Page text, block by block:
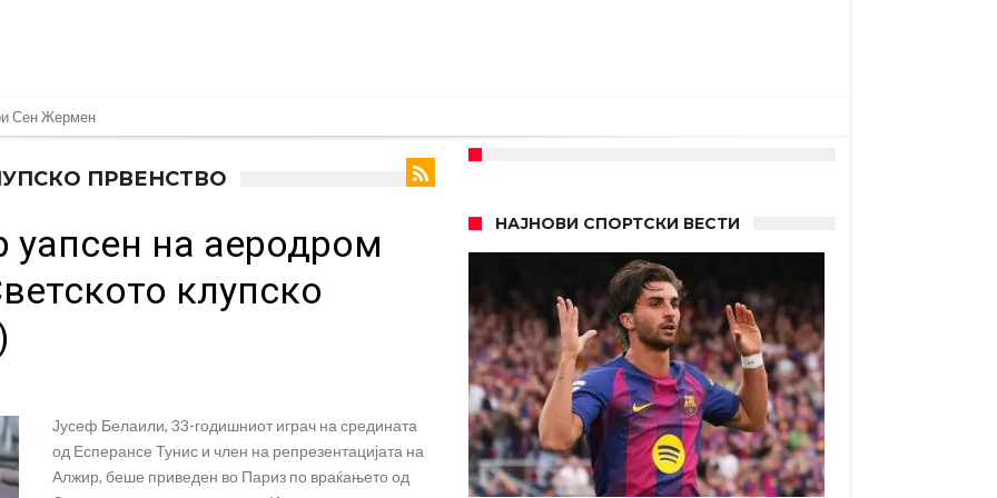
еден услов
ќе постигнат договор за Баркола
на Родри, и тоа во голем ривал!
фудбалот го направиле„невозможното“: Едниот е Меси, знаете ли кој е другиот?
потег!
како никој никогаш го понижи Реал, подобро да не доаѓа во Мадрид!
Интер нема доволно средства, Атлетико ја следи ситуацијата
– трансфер вреден 21 милион евра
ПРВЕНСТВО
уапсен на аеродром
клупско
Јусеф Белаили, 33-годишниот играч на средината
од Есперансе Тунис и член на репрезентацијата на
Алжир, беше приведен во Париз по враќањето од
НАЈНОВИ СПОРТСКИ ВЕСТИ